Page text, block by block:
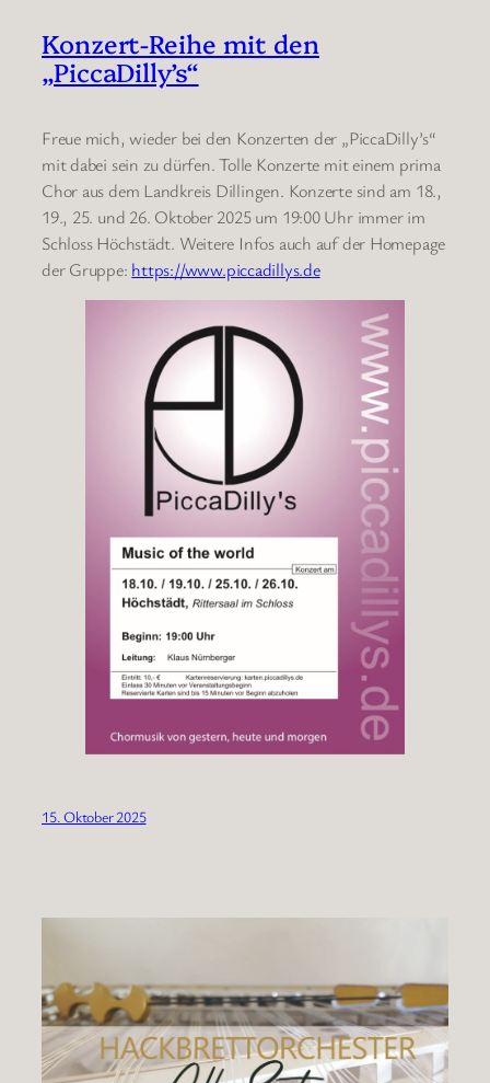
Konzert-Reihe mit den
„PiccaDilly’s“
Freue mich, wieder bei den Konzerten der „PiccaDilly’s“
mit dabei sein zu dürfen. Tolle Konzerte mit einem prima
Chor aus dem Landkreis Dillingen. Konzerte sind am 18.,
19., 25. und 26. Oktober 2025 um 19:00 Uhr immer im
Schloss Höchstädt. Weitere Infos auch auf der Homepage
der Gruppe: https://www.piccadillys.de
15. Oktober 2025